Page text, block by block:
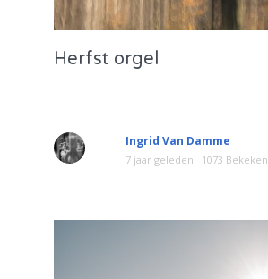
Herfst orgel
Ingrid Van Damme
7 jaar geleden 1073 Bekeken